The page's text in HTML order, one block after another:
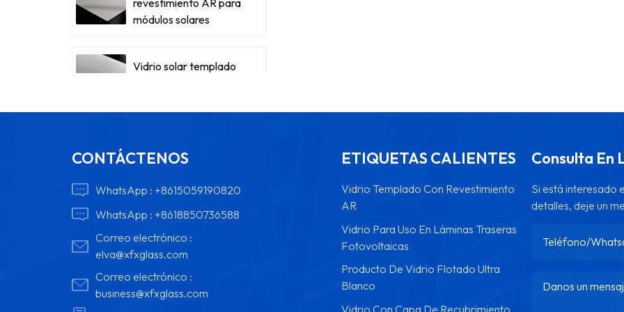
módulos solares
Vidrio solar templado
CONTÁCTENOS
WhatsApp : +8615059190820
WhatsApp : +8618850736588
Correo electrónico :
elva@xfxglass.com
Correo electrónico :
business@xfxglass.com
ETIQUETAS CALIENTES
Vidrio Templado Con Revestimiento
AR
Vidrio Para Uso En Láminas Traseras
Fotovoltaicas
Producto De Vidrio Flotado Ultra
Blanco
Vidrio Con Capa De Recubrimiento
Consulta En
Si está interesado
detalles, deje un